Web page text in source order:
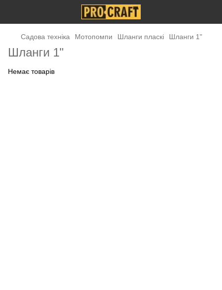
Садова техніка Мотопомпи Шланги пласкі Шланги 1"
Шланги 1"
Немає товарів